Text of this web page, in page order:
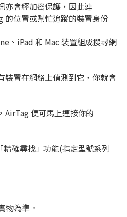
亦會經加密保護，因此連
的位置或幫忙追蹤的裝置身份
、iPad 和 Mac 裝置組成搜尋網
裝置在網絡上偵測到它，你就會
AirTag 便可馬上連接你的
確尋找」功能(指定型號系列
物為準。